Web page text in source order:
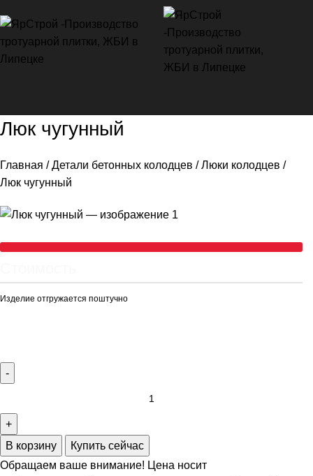
Люк чугунный
Главная Детали бетонных колодцев
Люки колодцев
Люк чугунный
Изделие отгружается поштучно
В корзину
Купить сейчас
Обращаем ваше внимание! Цена носит